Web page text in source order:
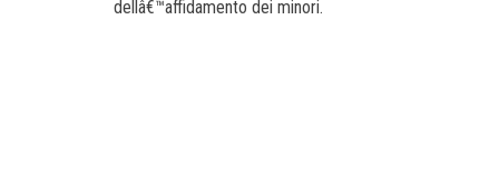
dellâ€™affidamento dei minori.